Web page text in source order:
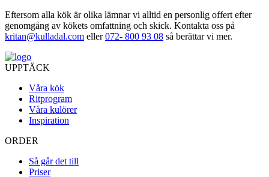
Eftersom alla kök är olika lämnar vi alltid en personlig offert efter
genomgång av kökets omfattning och skick. Kontakta oss på
kritan@kulladal.com eller072- 800 93 08 så berättar vi mer.
UPPTÄCK
Våra kök
Ritprogram
Våra kulörer
Inspiration
ORDER
Så går det till
Priser